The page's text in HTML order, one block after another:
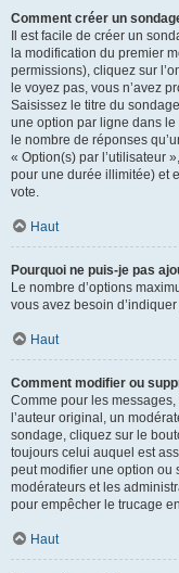
Comment créer un
Il est facile de créer un
la modification du premier
permissions), cliquez sur
le voyez pas, vous n’avez
Saisissez le titre du
une option par ligne dans
le nombre de réponses
« Option(s) par l’utilisateur
pour une durée illimitée) et
vote.
Haut
Pourquoi ne puis-je pas
Le nombre d’options
vous avez besoin
Haut
Comment modifier ou
Comme pour les
l’auteur original, un
sondage, cliquez sur le
toujours celui auquel est
peut modifier une option ou
modérateurs et les
pour empêcher le trucage
Haut